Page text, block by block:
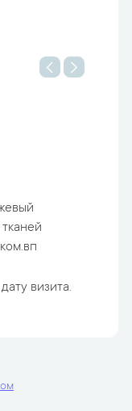
визита.